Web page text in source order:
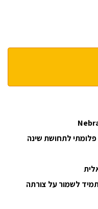
לתחושת שינה
לשמור על צורתה